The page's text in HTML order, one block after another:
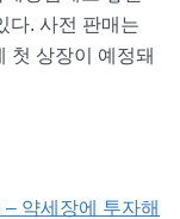
다. 사전 판매는
첫 상장이 예정돼
약세장에 투자해